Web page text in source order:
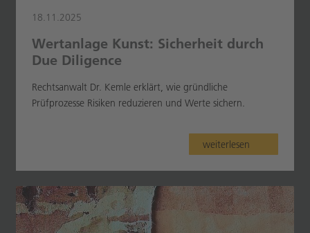
18.11.2025
Wertanlage Kunst: Sicherheit durch
Due Diligence
Rechtsanwalt Dr. Kemle erklärt, wie gründliche
Prüfprozesse Risiken reduzieren und Werte sichern.
weiterlesen